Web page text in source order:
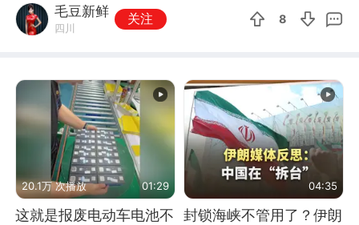
毛豆新鲜
四川
关注 8
20.1万 次播放 01:29
这就是报废电动车电池不
04:35
封锁海峡不管用了？伊朗